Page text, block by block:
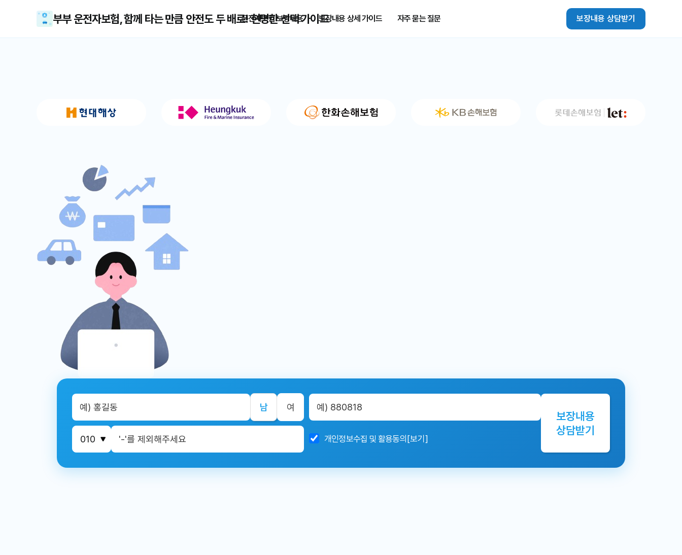
부부 운전자보험, 함께 타는 만큼 안전도 두 배로! 현명한 선택 가이드
운전자보험 보장내용 보장내용 상세 가이드 자주 묻는 질문 보장내용 상담받기
남 여
개인정보수집 및 활용동의 [보기]
보장내용
상담받기